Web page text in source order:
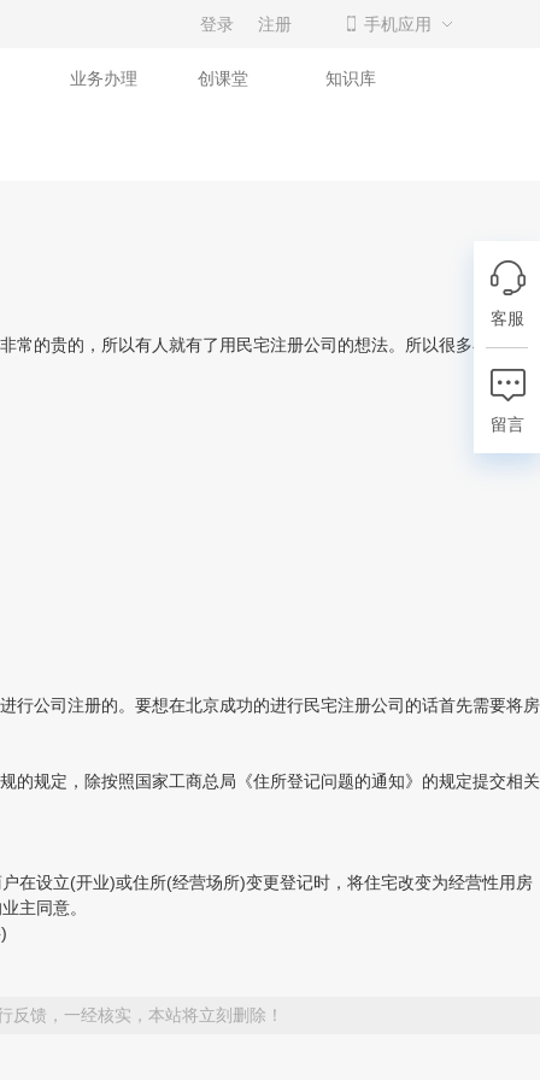
登录 注册 手机应用
业务办理 创课堂 知识库
的贵的，所以有人就有了用民宅注册公司的想法。所以很多在北京的
公司注册的。要想在北京成功的进行民宅注册公司的话首先需要将房
规定，除按照国家工商总局《住所登记问题的通知》的规定提交相关
设立(开业)或住所(经营场所)变更登记时，将住宅改变为经营性用房
主同意。
反馈，一经核实，本站将立刻删除！
客服
留言